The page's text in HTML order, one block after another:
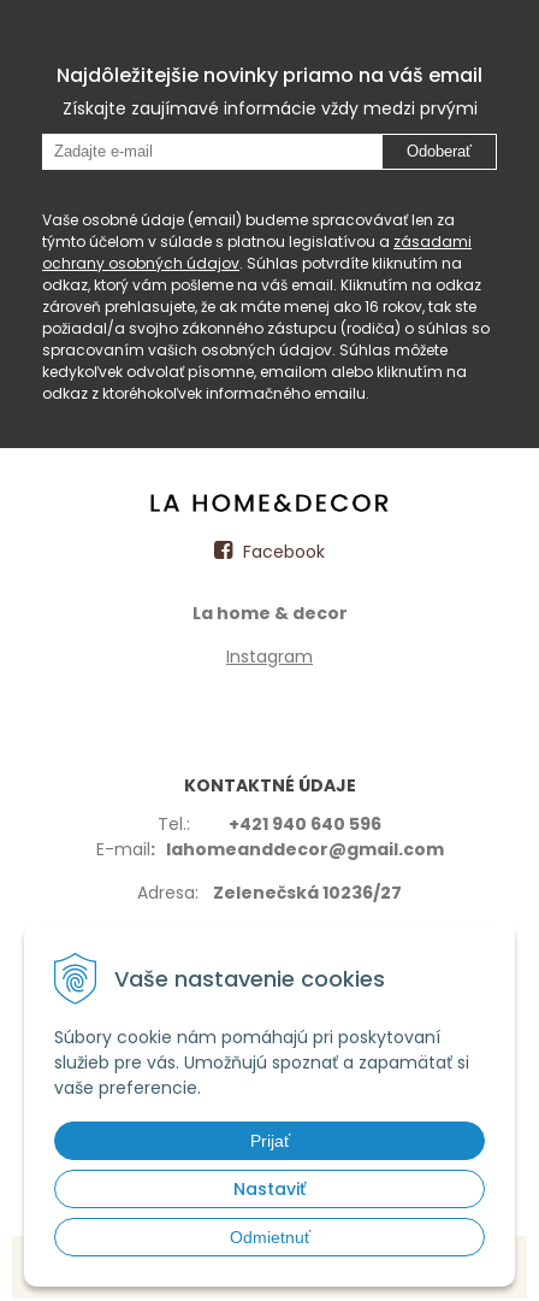
Vaše nastavenie cookies
Súbory cookie nám pomáhajú pri poskytovaní
služieb pre vás. Umožňujú spoznať a zapamätať si
vaše preferencie.
Prijať
Nastaviť
Odmietnuť
Najdôležitejšie novinky priamo na váš email
Získajte zaujímavé informácie vždy medzi prvými
Odoberať
Vaše osobné údaje (email) budeme spracovávať len za
týmto účelom v súlade s platnou legislatívou a zásadami
ochrany osobných údajov. Súhlas potvrdíte kliknutím na
odkaz, ktorý vám pošleme na váš email. Kliknutím na odkaz
zároveň prehlasujete, že ak máte menej ako 16 rokov, tak ste
požiadal/a svojho zákonného zástupcu (rodiča) o súhlas so
spracovaním vašich osobných údajov. Súhlas môžete
kedykoľvek odvolať písomne, emailom alebo kliknutím na
odkaz z ktoréhokoľvek informačného emailu.
Facebook
La home & decor
Instagram
KONTAKTNÉ ÚDAJE
Tel.: +421 940 640 596
E-mail: lahomeanddecor@gmail.com
Adresa: Zelenečská 10236/27
VŠETKO O NÁKUPE
Používanie cookies
Obchodné podmienky
© 2026 La home & decor •tvorba eshopu cez UNIobchod,webhosting